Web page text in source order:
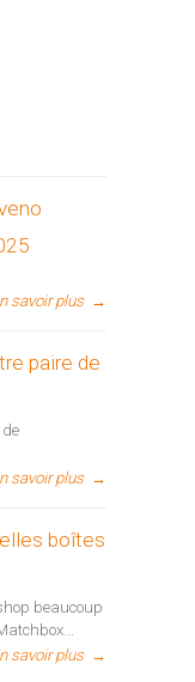
savoir plus →
paire de
savoir plus →
boîtes
beaucoup
savoir plus →